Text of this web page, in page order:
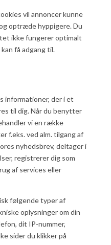
vil annoncer kunne
optræde hyppigere. Du
ikke fungerer optimalt
få adgang til.
informationer, der i et
til dig. Når du benytter
vi en række
f.eks. ved alm. tilgang af
nyhedsbrev, deltager i
registrerer dig som
af services eller
følgende typer af
oplysninger om din
dit IP-nummer,
sider du klikker på